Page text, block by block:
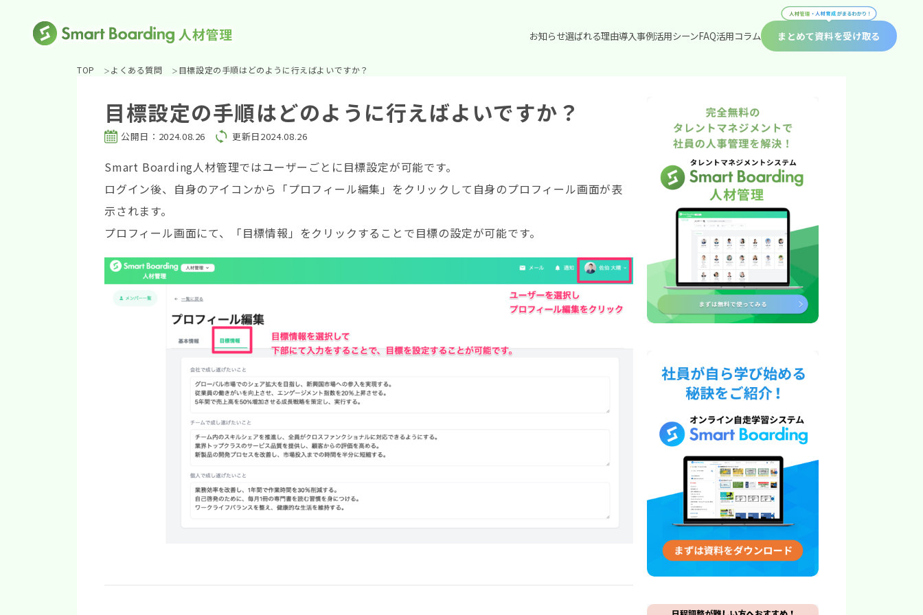
お知らせ選ばれる理由導入事例活用シーンFAQ活用コラム まとめて資料を受け取る
TOP よくある質問 目標設定の手順はどのように行えばよいですか？
目標設定の手順はどのように行えばよいですか？
公開日：2024.08.26 更新日2024.08.26
Smart Boarding人材管理ではユーザーごとに目標設定が可能です。
ログイン後、自身のアイコンから「プロフィール編集」をクリックして自身のプロフィール画面が表
示されます。
プロフィール画面にて、「目標情報」をクリックすることで目標の設定が可能です。